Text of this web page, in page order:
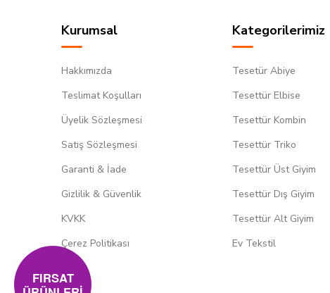
Kurumsal
Hakkımızda
Teslimat Koşulları
Üyelik Sözleşmesi
Satış Sözleşmesi
Garanti & İade
Gizlilik & Güvenlik
KVKK
Çerez Politikası
Kategorilerimiz
Tesetür Abiye
Tesettür Elbise
Tesettür Kombin
Tesettür Triko
Tesettür Üst Giyim
Tesettür Dış Giyim
Tesettür Alt Giyim
Ev Tekstil
FIRSAT